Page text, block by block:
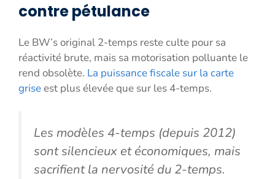
contre pétulance
Le BW’s original 2-temps reste culte pour sa
réactivité brute, mais sa motorisation polluante le
rend obsolète. La puissance fiscale sur la carte
griseest plus élevée que sur les 4-temps.
Les modèles 4-temps (depuis 2012)
sont silencieux et économiques, mais
sacrifient la nervosité du 2-temps.